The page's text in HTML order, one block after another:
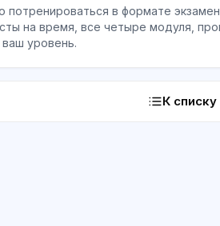
в формате
на время, все четыре модуля,
уровень.
К списку